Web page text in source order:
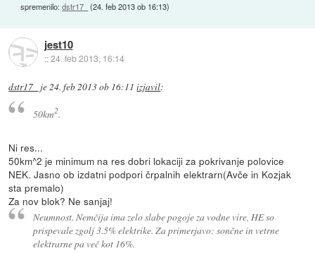
spremenilo:dstr17_ (24. feb 2013 ob 16:13)
jest10
::24. feb 2013, 16:14
dstr17_ je24. feb 2013 ob 16:11 izjavil:
50km2.
Ni res...
50km^2 je minimum na res dobri lokaciji za pokrivanje polovice
NEK. Jasno ob izdatni podpori črpalnih elektrarn(Avče in Kozjak
sta premalo)
Za nov blok? Ne sanjaj!
Neumnost. Nemčija ima zelo slabe pogoje za vodne vire, HE so
prispevale zgolj 3.5% elektrike. Za primerjavo: sončne in vetrne
elektrarne pa več kot 16%.